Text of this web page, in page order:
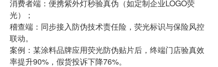
消费者端：便携紫外灯秒验真伪（如定制企业LOGO荧
光）；
稽查端：同步接入防伪技术责任险，荧光标识与保险风控
联动。
案例：某涂料品牌应用荧光防伪贴片后，终端门店验真效
率提升90%，假货投诉下降76%。